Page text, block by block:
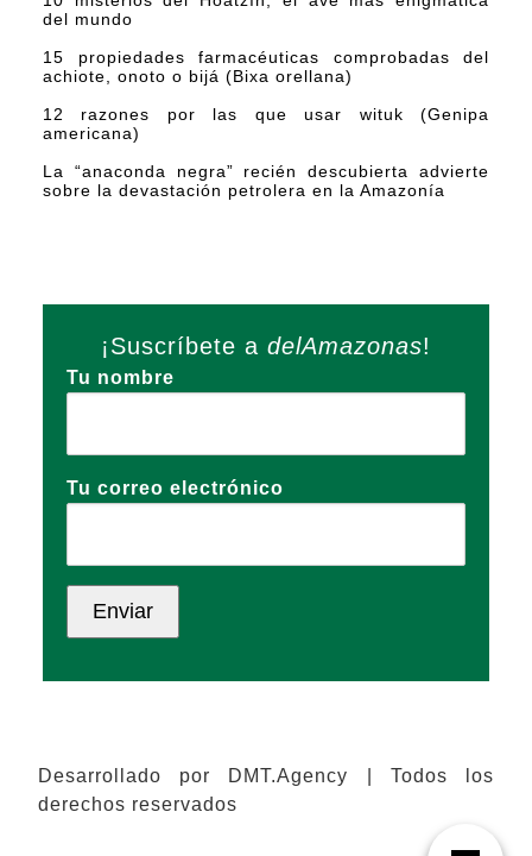
del mundo
15 propiedades farmacéuticas comprobadas del
achiote, onoto o bijá (Bixa orellana)
12 razones por las que usar wituk (Genipa
americana)
La “anaconda negra” recién descubierta advierte
sobre la devastación petrolera en la Amazonía
¡Suscríbete a delAmazonas!
Tu nombre
Tu correo electrónico
Desarrollado por DMT.Agency | Todos los
derechos reservados